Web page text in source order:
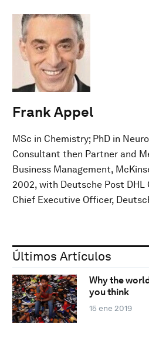
Frank Appel
MSc in Chemistry; PhD in
Consultant then Partner and
Business Management,
2002, with Deutsche Post DHL
Chief Executive Officer,
Últimos Artículos
Why the
you think
15 ene 2019